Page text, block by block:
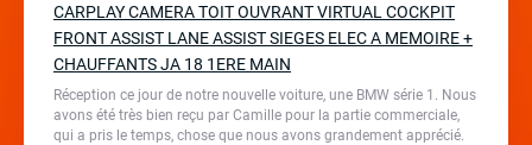
CARPLAY CAMERA TOIT OUVRANT VIRTUAL COCKPIT
FRONT ASSIST LANE ASSIST SIEGES ELEC A MEMOIRE +
CHAUFFANTS JA 18 1ERE MAIN
Réception ce jour de notre nouvelle voiture, une BMW série 1. Nous
avons été très bien reçu par Camille pour la partie commerciale,
qui a pris le temps, chose que nous avons grandement apprécié.